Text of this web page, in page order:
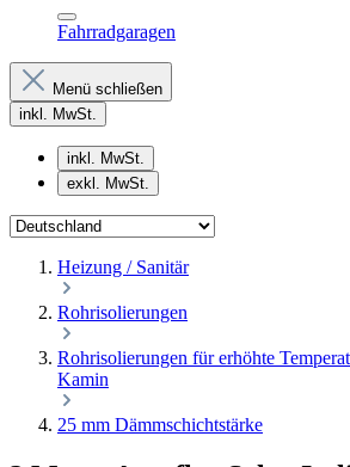
Fahrradgaragen
Menü schließen
inkl. MwSt.
inkl. MwSt.
exkl. MwSt.
Heizung / Sanitär
Rohrisolierungen
Rohrisolierungen für erhöhte
Kamin
25 mm Dämmschichtstärke